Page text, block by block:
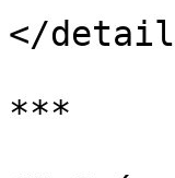
</
***